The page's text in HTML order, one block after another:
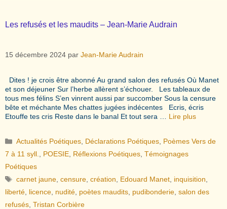
Les refusés et les maudits – Jean-Marie Audrain
15 décembre 2024 par Jean-Marie Audrain
Dites ! je crois être abonné Au grand salon des refusés Où Manet
et son déjeuner Sur l’herbe allèrent s’échouer. Les tableaux de
tous mes félins S’en vinrent aussi par succomber Sous la censure
bête et méchante Mes chattes jugées indécentes Ecris, écris
Etouffe tes cris Reste dans le banal Et tout sera … Lire plus
Catégories
Actualités Poétiques Déclarations Poétiques Poèmes Vers de
7 à 11 syll.
POESIE Réflexions Poétiques Témoignages
Poétiques
Étiquettes
carnet jaune ,censure ,création Edouard Manet inquisition
liberté licence nudité poètes maudits pudibonderie salon des
refusés Tristan Corbière